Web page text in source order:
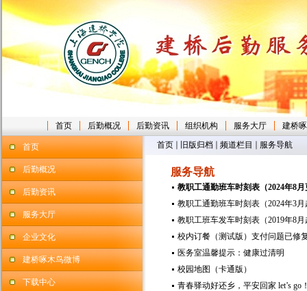
首页 后勤概况 后勤资讯 组织机构 服务大厅 建桥
首页
后勤概况
后勤资讯
服务大厅
企业文化
建桥啄木鸟微博
下载中心
首页 旧版归档 频道栏目 服务导航
服务导航
教职工通勤班车时刻表（2024年8
教职工通勤班车时刻表（2024年3月
教职工班车发车时刻表（2019年8月
校内订餐（测试版）支付问题已修
医务室温馨提示：健康过清明
校园地图（卡通版）
青春驿动好还乡，平安回家 let’s go